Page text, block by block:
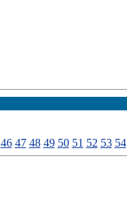
46 47 48 49 50 51 52 53 54